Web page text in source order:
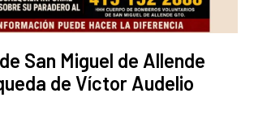
San Miguel de Allende
de Víctor Audelio